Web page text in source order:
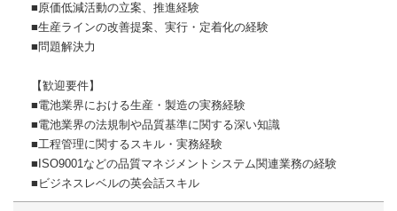
■原価低減活動の立案、推進経験
■生産ラインの改善提案、実行・定着化の経験
■問題解決力
【歓迎要件】
■電池業界における生産・製造の実務経験
■電池業界の法規制や品質基準に関する深い知識
■工程管理に関するスキル・実務経験
■ISO9001などの品質マネジメントシステム関連業務の経験
■ビジネスレベルの英会話スキル